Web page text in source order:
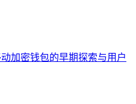
加密钱包的早期探索与用户